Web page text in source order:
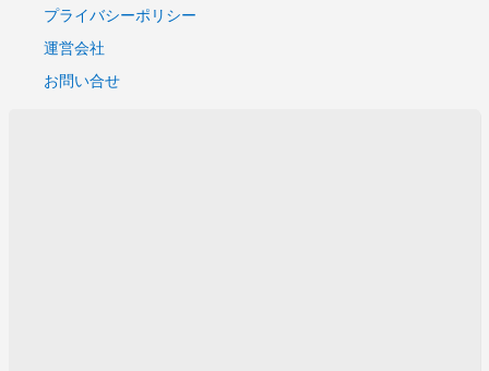
プライバシーポリシー
運営会社
お問い合せ